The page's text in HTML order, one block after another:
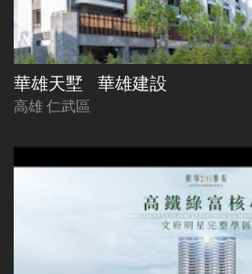
華雄天墅 華雄建設
高雄 仁武區